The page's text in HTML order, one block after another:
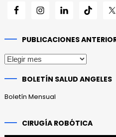
PUBLICACIONES
Publicaciones
BOLETÍN SALUD ANGELES
Boletín Mensual
CIRUGÍA ROBÓTICA